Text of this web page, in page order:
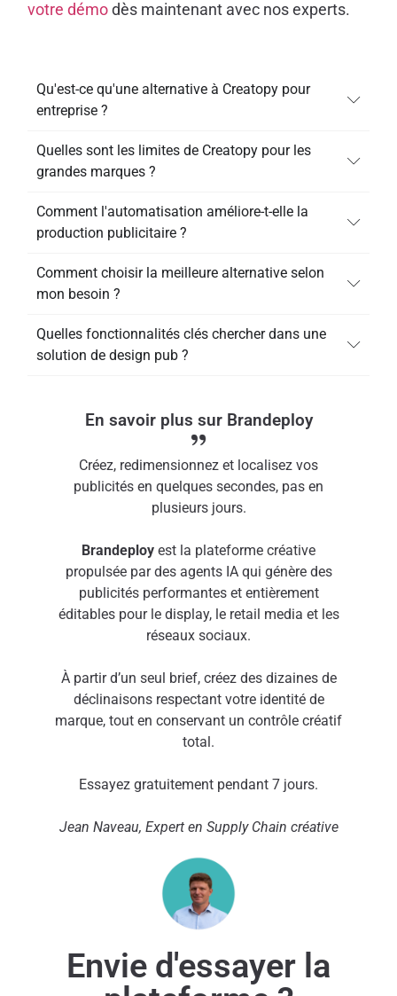
votre démodès maintenant avec nos experts.
Qu'est-ce qu'une alternative à Creatopy pour
entreprise ?
Quelles sont les limites de Creatopy pour les
grandes marques ?
Comment l'automatisation améliore-t-elle la
production publicitaire ?
Comment choisir la meilleure alternative selon
mon besoin ?
Quelles fonctionnalités clés chercher dans une
solution de design pub ?
En savoir plus sur Brandeploy
Créez, redimensionnez et localisez vos
publicités en quelques secondes, pas en
plusieurs jours.
Brandeploy est la plateforme créative
propulsée par des agents IA qui génère des
publicités performantes et entièrement
éditables pour le display, le retail media et les
réseaux sociaux.
À partir d’un seul brief, créez des dizaines de
déclinaisons respectant votre identité de
marque, tout en conservant un contrôle créatif
total.
Essayez gratuitement pendant 7 jours.
Jean Naveau, Expert en Supply Chain créative
Envie d'essayer la